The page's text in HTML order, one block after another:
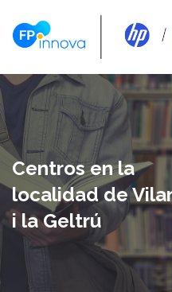
Centros en la
localidad de
i la Geltrú